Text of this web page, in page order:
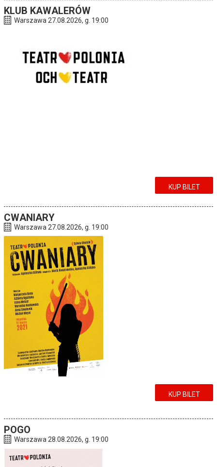
KLUB KAWALERÓW
Warszawa 27.08.2026, g. 19:00
KUP BILET
CWANIARY
Warszawa 27.08.2026, g. 19:00
KUP BILET
POGO
Warszawa 28.08.2026, g. 19:00